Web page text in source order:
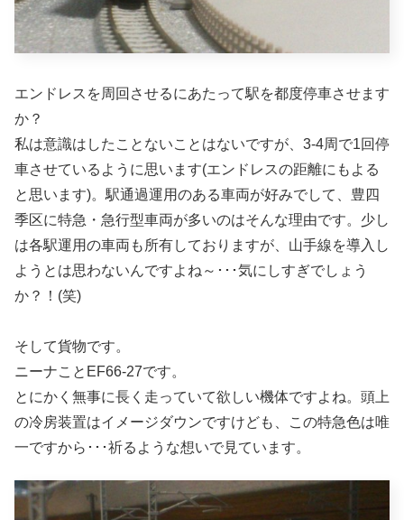
エンドレスを周回させるにあたって駅を都度停車させます
か？
私は意識はしたことないことはないですが、3-4周で1回停
車させているように思います(エンドレスの距離にもよる
と思います)。駅通過運用のある車両が好みでして、豊四
季区に特急・急行型車両が多いのはそんな理由です。少し
は各駅運用の車両も所有しておりますが、山手線を導入し
ようとは思わないんですよね～･･･気にしすぎでしょう
か？！(笑)
そして貨物です。
ニーナことEF66-27です。
とにかく無事に長く走っていて欲しい機体ですよね。頭上
の冷房装置はイメージダウンですけども、この特急色は唯
一ですから･･･祈るような想いで見ています。